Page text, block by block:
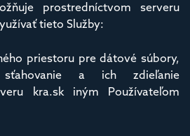
prostredníctvom serveru
tieto Služby:
priestoru pre dátové súbory,
a ich zdieľanie
kra.sk iným Používateľom